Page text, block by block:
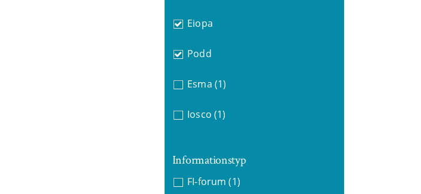
Eiopa
Podd
Esma (1)
Iosco (1)
Informationstyp
FI-forum (1)